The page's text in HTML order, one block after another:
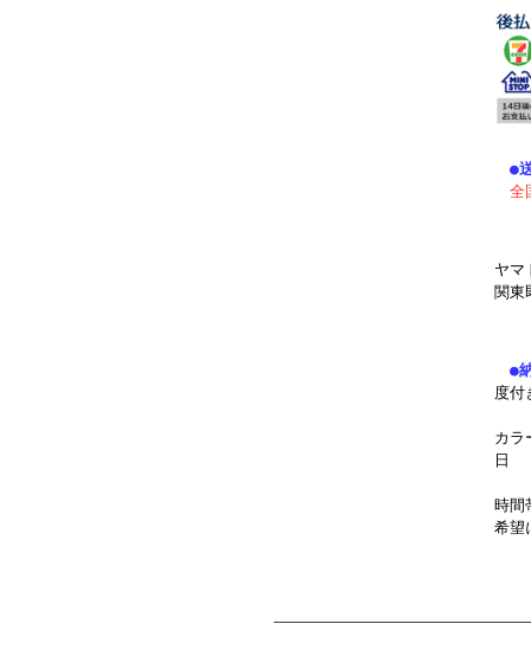
●
全
ヤマ
関東
●
度付
カラ
日
時間
希望